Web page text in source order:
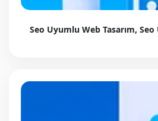
Seo Uyumlu Web Tasarım,